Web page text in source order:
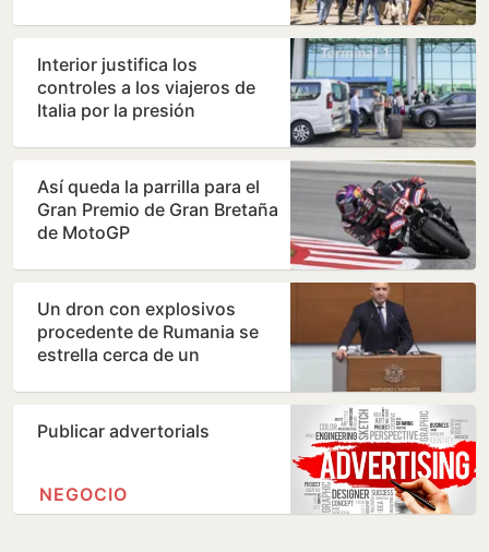
Interior justifica los
controles a los viajeros de
Italia por la presión
Así queda la parrilla para el
Gran Premio de Gran Bretaña
de MotoGP
Un dron con explosivos
procedente de Rumania se
estrella cerca de un
Publicar advertorials
NEGOCIO